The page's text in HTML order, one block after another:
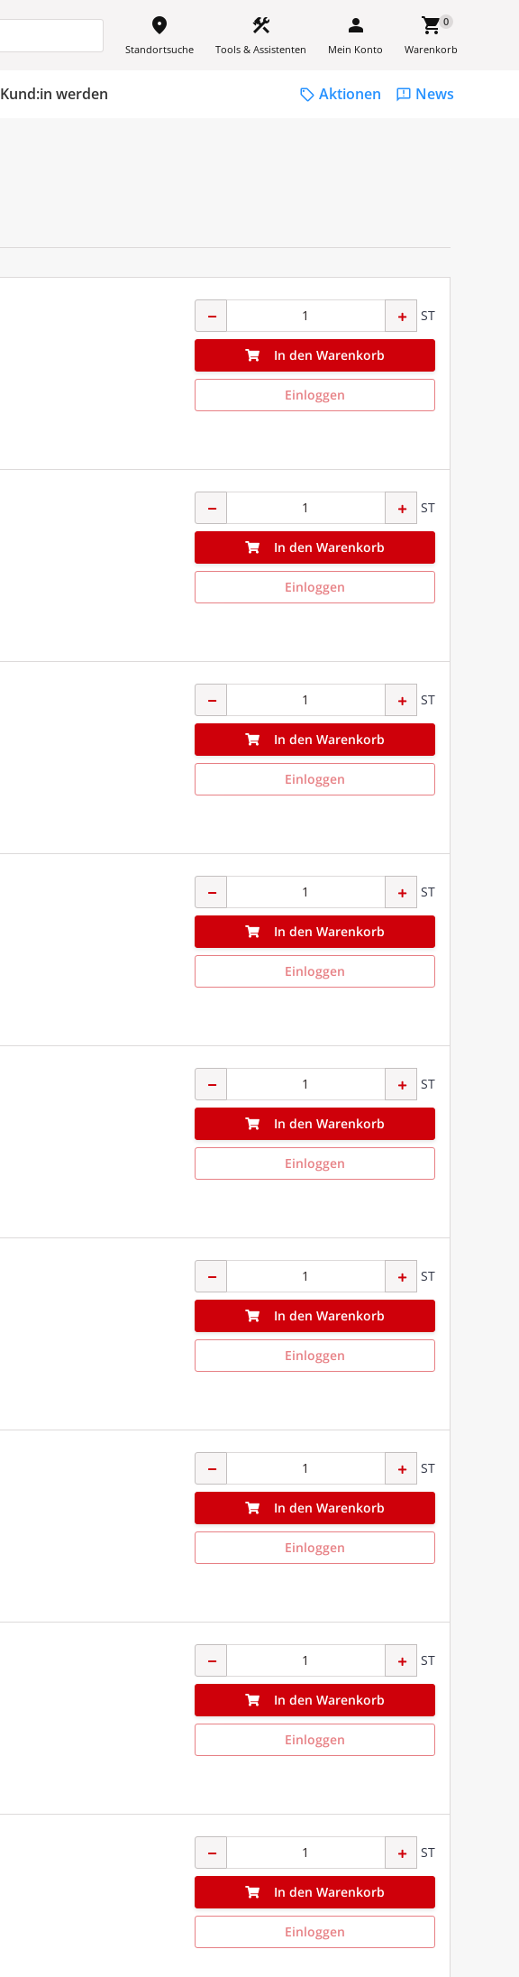
place
Standortsuche
construction
Tools & Assistenten
person
Mein Konto
shopping_cart0
Warenkorb
Kund:in werden sell Aktionen feedback News
ST
In den Warenkorb
Einloggen
ST
In den Warenkorb
Einloggen
ST
In den Warenkorb
Einloggen
ST
In den Warenkorb
Einloggen
ST
In den Warenkorb
Einloggen
ST
In den Warenkorb
Einloggen
ST
In den Warenkorb
Einloggen
ST
In den Warenkorb
Einloggen
ST
In den Warenkorb
Einloggen